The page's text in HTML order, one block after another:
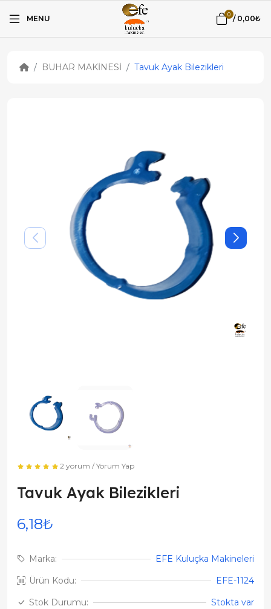
MENU 0 / 0,00₺
BUHAR MAKİNESİ Tavuk Ayak Bilezikleri
2 yorum /Yorum Yap
Tavuk Ayak Bilezikleri
6,18₺
Marka:
EFE Kuluçka Makineleri
Ürün Kodu:
EFE-1124
Stok Durumu:
Stokta var